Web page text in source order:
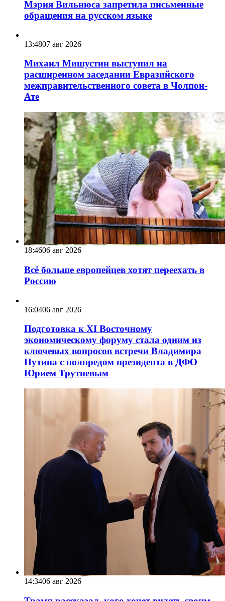
Мэрия Вильнюса запретила письменные
обращения на русском языке
13:4807 авг 2026
Михаил Мишустин выступил на
расширенном заседании Евразийского
межправительственного совета в Чолпон-
Ате
18:4606 авг 2026
Всё больше европейцев хотят переехать в
Россию
16:0406 авг 2026
Подготовка к XI Восточному
экономическому форуму стала одним из
ключевых вопросов встречи Владимира
Путина с полпредом президента в ДФО
Юрием Трутневым
14:3406 авг 2026